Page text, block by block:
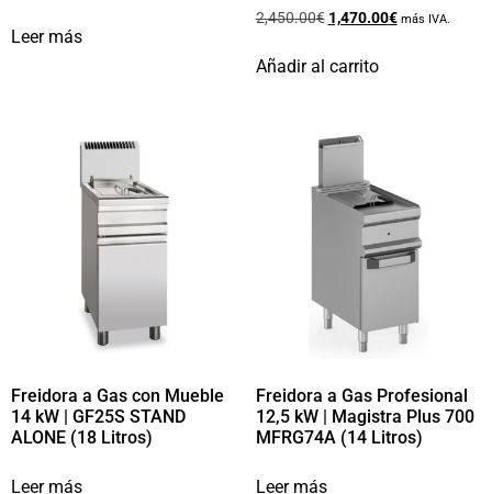
Leer más
2,450.00€ 1,470.00€ más IVA.
Añadir al carrito
Freidora a Gas con Mueble
14 kW | GF25S STAND
ALONE (18 Litros)
Leer más
Freidora a Gas Profesional
12,5 kW | Magistra Plus 700
MFRG74A (14 Litros)
Leer más